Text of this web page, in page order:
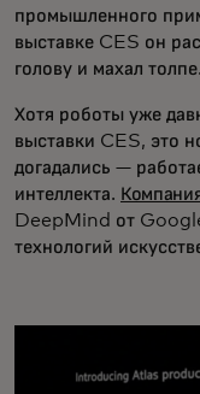
промышленного
выставке CES он
голову и махал толпе.
Хотя роботы уже
выставки CES, это
догадались —
интеллекта.
DeepMind от
технологий